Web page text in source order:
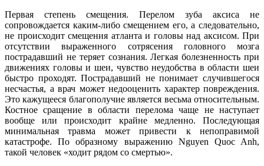
Первая степень смещения. Перелом зуба аксиса не
сопровождается каким-либо смещением его, а следовательно,
не происходит смещения атланта и головы над аксисом. При
отсутствии выраженного сотрясения головного мозга
пострадавший не теряет сознания. Легкая болезненность при
движениях головы и шеи, чувство неудобства в области шеи
быстро проходят. Пострадавший не понимает случившегося
несчастья, а врач может недооценить характер повреждения.
Это кажущееся благополучие является весьма относительным.
Костное сращение в области перелома чаще не наступает
вообще или происходит крайне медленно. Последующая
минимальная травма может привести к непоправимой
катастрофе. По образному выражению Nguyen Quoc Anh,
такой человек «ходит рядом со смертью».